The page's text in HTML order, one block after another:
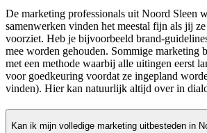
De marketing professionals uit Noord Sleen
samenwerken vinden het meestal fijn als jij
voorziet. Heb je bijvoorbeeld brand-
mee worden gehouden. Sommige marketing
met een methode waarbij alle uitingen eerst
voor goedkeuring voordat ze ingepland
vinden). Hier kan natuurlijk altijd over in
Kan ik mijn volledige marketing uitbesteden in